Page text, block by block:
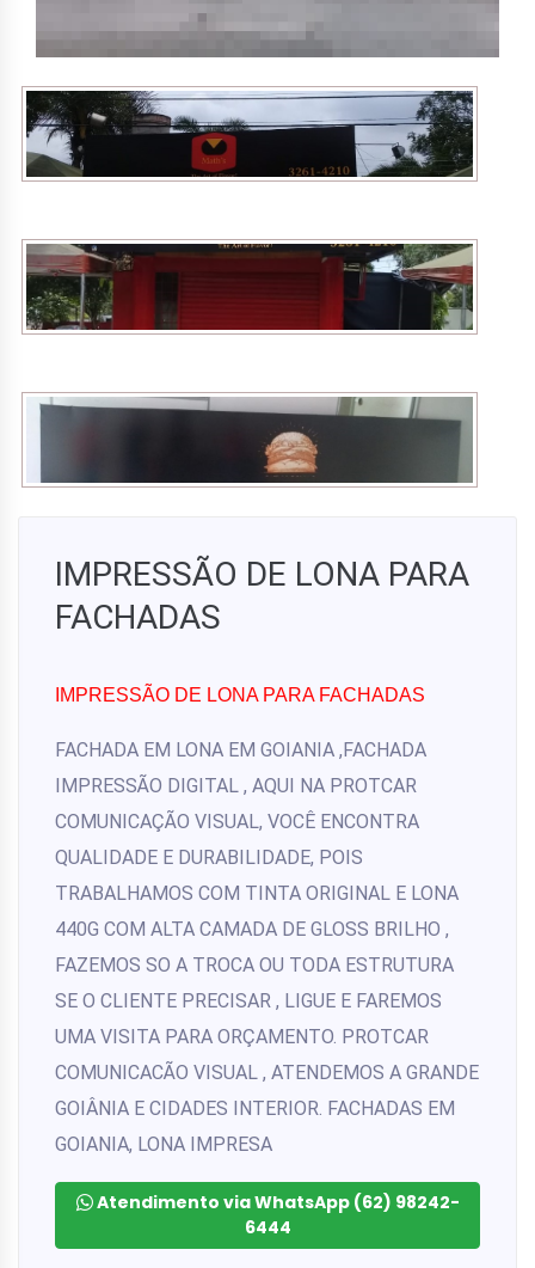
IMPRESSÃO DE LONA PARA
FACHADAS
IMPRESSÃO DE LONA PARA FACHADAS
FACHADA EM LONA EM GOIANIA ,FACHADA
IMPRESSÃO DIGITAL , AQUI NA PROTCAR
COMUNICAÇÃO VISUAL, VOCÊ ENCONTRA
QUALIDADE E DURABILIDADE, POIS
TRABALHAMOS COM TINTA ORIGINAL E LONA
440G COM ALTA CAMADA DE GLOSS BRILHO ,
FAZEMOS SO A TROCA OU TODA ESTRUTURA
SE O CLIENTE PRECISAR , LIGUE E FAREMOS
UMA VISITA PARA ORÇAMENTO. PROTCAR
COMUNICACÃO VISUAL , ATENDEMOS A GRANDE
GOIÂNIA E CIDADES INTERIOR. FACHADAS EM
GOIANIA, LONA IMPRESA
Atendimento via WhatsApp (62) 98242-
6444